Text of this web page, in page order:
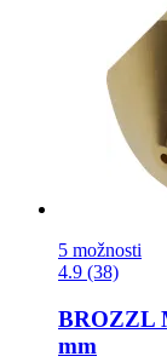
5 možnosti
4.9 (38)
BROZZL
mm